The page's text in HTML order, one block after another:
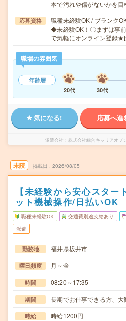
本で汚れや傷がないかを
応募資格
職種未経験OK / ブランク
◆未経験OK！〇まずは事
で気軽にオンライン登録
職場の雰囲気
年齢層
20代
30代
気になる! 応募へ進
派遣会社 株式会社綜合キャリアオプ
未読 掲載日 2026/08/05
【未経験から安心スター
ット機械操作/日払いOK
職種未経験OK 交通費別途支給あり
派遣
勤務地 福井県坂井市
曜日頻度 月～金
時間 08:20～17:35
期間 長期でお仕事できる方、大
時給 時給1200円